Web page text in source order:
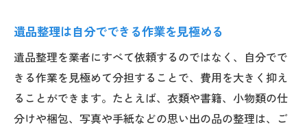
遺品整理は自分でできる作業を見極める
遺品整理を業者にすべて依頼するのではなく、自分でで
きる作業を見極めて分担することで、費用を大きく抑え
ることができます。たとえば、衣類や書籍、小物類の仕
分けや梱包、写真や手紙などの思い出の品の整理は、ご